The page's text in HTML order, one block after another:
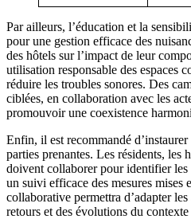
Par ailleurs, l’éducation et la
pour une gestion efficace des
des hôtels sur l’impact de leur
utilisation responsable des espaces
réduire les troubles sonores. Des
ciblées, en collaboration avec les
promouvoir une coexistence
Enfin, il est recommandé
parties prenantes. Les résidents, les
doivent collaborer pour identifier les
un suivi efficace des mesures mises
collaborative permettra d’adapter
retours et des évolutions du